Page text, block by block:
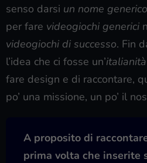
senso darsi un nome generico
per fare videogiochi generici
videogiochi di successo. Fin
l’idea che ci fosse un’italianità
fare design e di raccontare,
po’ una missione, un po’ il
A proposito di
prima volta che inserite